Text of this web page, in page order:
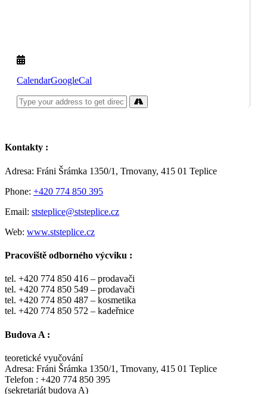
CalendarGoogleCal
Kontakty :
Adresa: Fráni Šrámka 1350/1, Trnovany, 415 01 Teplice
Phone: +420 774 850 395
Email: ststeplice@ststeplice.cz
Web: www.ststeplice.cz
Pracoviště odborného výcviku :
tel. +420 774 850 416 – prodavači
tel. +420 774 850 549 – prodavači
tel. +420 774 850 487 – kosmetika
tel. +420 774 850 572 – kadeřnice
Budova A :
teoretické vyučování
Adresa: Fráni Šrámka 1350/1, Trnovany, 415 01 Teplice
Telefon : +420 774 850 395
(sekretariát budova A)